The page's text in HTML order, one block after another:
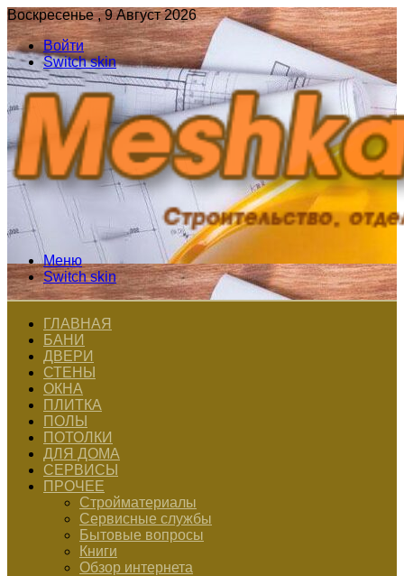
Воскресенье , 9 Август 2026
Войти
Switch skin
Меню
Switch skin
ГЛАВНАЯ
БАНИ
ДВЕРИ
СТЕНЫ
ОКНА
ПЛИТКА
ПОЛЫ
ПОТОЛКИ
ДЛЯ ДОМА
СЕРВИСЫ
ПРОЧЕЕ
Стройматериалы
Сервисные службы
Бытовые вопросы
Книги
Обзор интернета